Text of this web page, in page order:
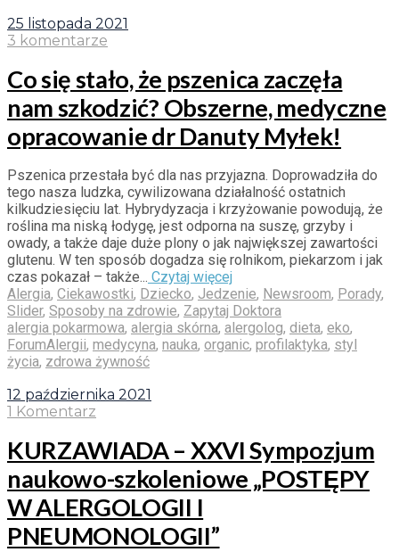
25 listopada 2021
3 komentarze
Co się stało, że pszenica zaczęła
nam szkodzić? Obszerne, medyczne
opracowanie dr Danuty Myłek!
Pszenica przestała być dla nas przyjazna. Doprowadziła do
tego nasza ludzka, cywilizowana działalność ostatnich
kilkudziesięciu lat. Hybrydyzacja i krzyżowanie powodują, że
roślina ma niską łodygę, jest odporna na suszę, grzyby i
owady, a także daje duże plony o jak największej zawartości
glutenu. W ten sposób dogadza się rolnikom, piekarzom i jak
czas pokazał – także... Czytaj więcej
Alergia, Ciekawostki, Dziecko, Jedzenie, Newsroom, Porady,
Slider, Sposoby na zdrowie, Zapytaj Doktora
alergia pokarmowa, alergia skórna, alergolog, dieta, eko,
ForumAlergii, medycyna, nauka, organic, profilaktyka, styl
życia, zdrowa żywność
12 października 2021
1 Komentarz
KURZAWIADA – XXVI Sympozjum
naukowo-szkoleniowe „POSTĘPY
W ALERGOLOGII I
PNEUMONOLOGII”